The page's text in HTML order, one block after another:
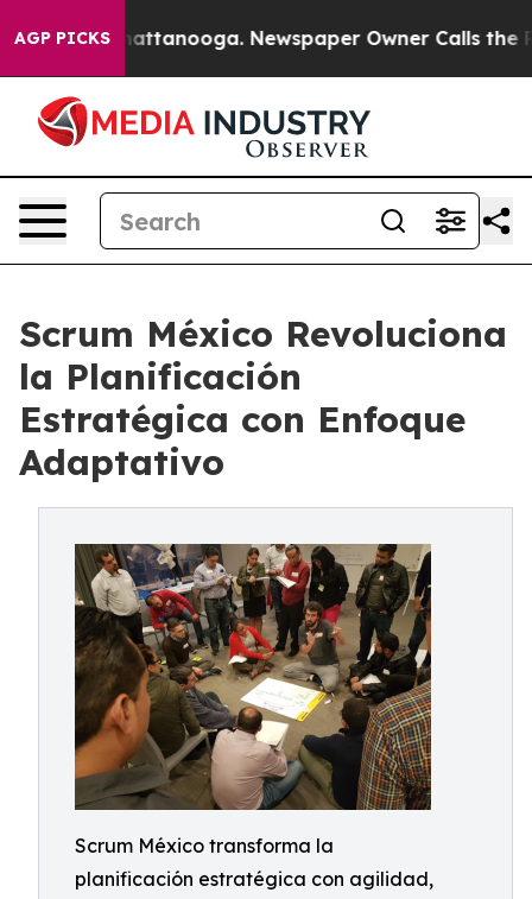
AGP PICKS
in Chattanooga. Newspaper Owner Calls the
Scrum México Revoluciona
la Planificación
Estratégica con Enfoque
Adaptativo
Scrum México transforma la
planificación estratégica con agilidad,